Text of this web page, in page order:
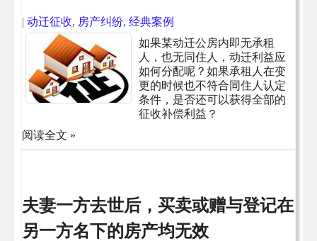
| 动迁征收, 房产纠纷, 经典案例
如果某动迁公房内即无承租
人，也无同住人，动迁利益应
如何分配呢？如果承租人在变
更的时候也不符合同住人认定
条件，是否还可以获得全部的
征收补偿利益？
阅读全文 »
夫妻一方去世后，买卖或赠与登记在
另一方名下的房产均无效